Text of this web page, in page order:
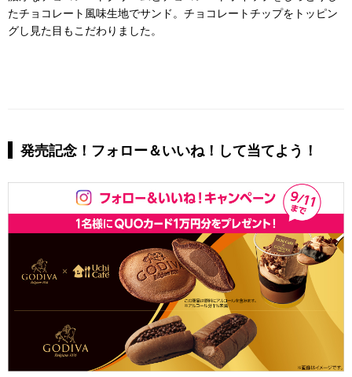
たチョコレート風味生地でサンド。チョコレートチップをトッピン
グし見た目もこだわりました。
発売記念！フォロー＆いいね！して当てよう！